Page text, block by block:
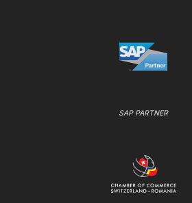
SAP PARTNER